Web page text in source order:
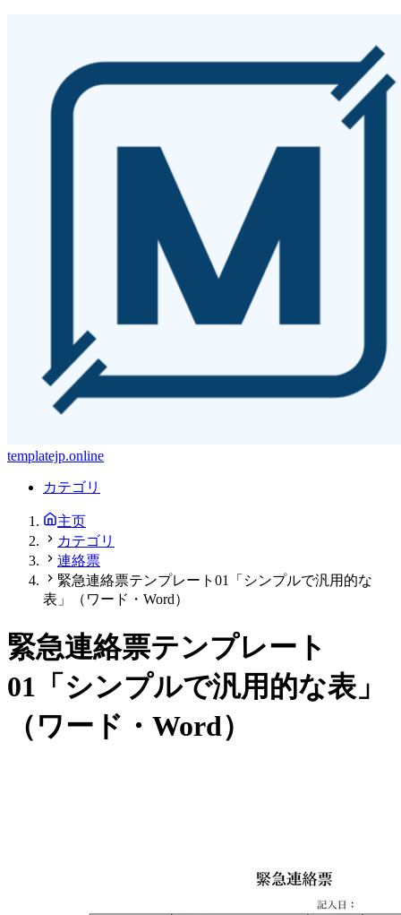
templatejp.online
カテゴリ
主页
カテゴリ
連絡票
緊急連絡票テンプレート01「シンプルで汎用的な
表」（ワード・Word）
緊急連絡票テンプレート
01「シンプルで汎用的な表」
（ワード・Word）